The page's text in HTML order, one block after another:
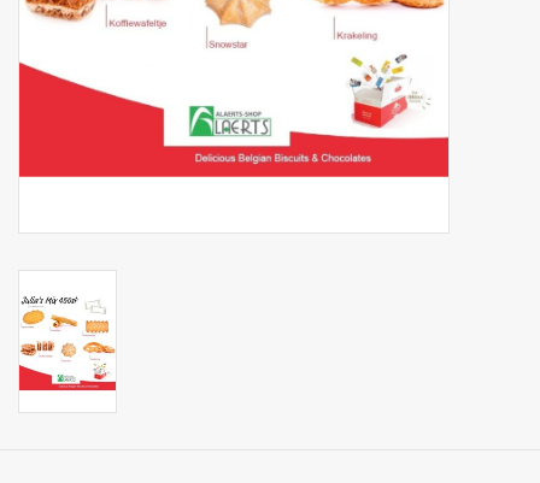
Rouleaux de caisse thermiques
Produits d'hygiène
Cadeaux d'entreprise
Matériel d'emballage
Fournitures de bureau